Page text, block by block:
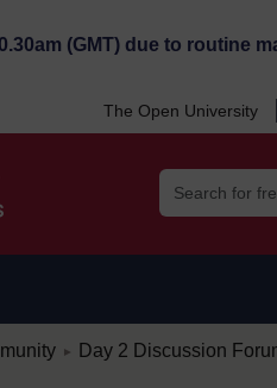
(GMT) due to routine
The Open University
► Day 2 Discussion